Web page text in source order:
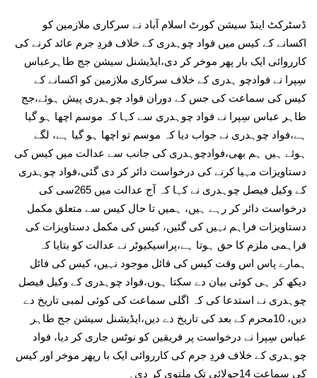
ڈسٹرکٹ اینڈ سیشن کورٹ اسلام آباد نے سرکاری ملازمین کو
اکسانے کے کیس میں فواد چوہدری کے خلاف فردِ جرم عائد کرنے کی
کارروائی ایک بار پھر موخر کر دی،ایڈیشنل سیشن جج طاہرعباس
سِپرا نے فوادچو ہدری کے خلاف سرکاری ملازمین کو اکسانے کے
کیس کی سماعت کی جس کے دوران فواد چوہدری پیش ہوئے،جج
طاہر عباس سِپرا نے فواد چوہدری سے کہا کہ موسم اچھا ہو گیا
ہے،فواد چوہدری نے جواب دیا کہ موسم تو اچھا ہو گیا ہے، لگے
ہوئے ہیں ہم بھی،فوادچوہدری کی جانب سے عدالت میں کیس کی
دستاویزات مہیا کرنے کی درخواست دائر کر دی گئی،فواد چوہدری
کے وکیل فیصل چوہدری نے کہا کہ آج عدالت میں 265سی کی
درخواست دائر کر رہے ہیں، ہمیں تا حال کیس سے متعلق مکمل
دستاویزات فراہم نہیں کی گئیں، کیس کی مکمل دستاویزات کی
فراہمی ملزم کا حق ہوتا ہے،پراسیکیوٹر نے عدالت کو بتایا کہ
ہمارے پاس اس وقت کیس کی فائل موجود نہیں، کیس کی فائل
دیکھ کر ہی کوئی بیان دے سکتا ہوں،فواد چوہدری کے وکیل فیصل
چوہدری نے استدعا کی کہ اگلی سماعت کی کوئی لمبی تاریخ دے
دیں، 10محرم کے بعد کی تاریخ دے دیں،ایڈیشنل سیشن جج طاہر
عباس سِپرا نے درخواست پر فریقین کو نوٹس جاری کر دیا، فواد
چوہدری کے خلاف فردِ جرم کی کارروائی ایک با رپھر موخر اور کیس
کی سماعت 14جولائی تک ملتوی کر دی۔